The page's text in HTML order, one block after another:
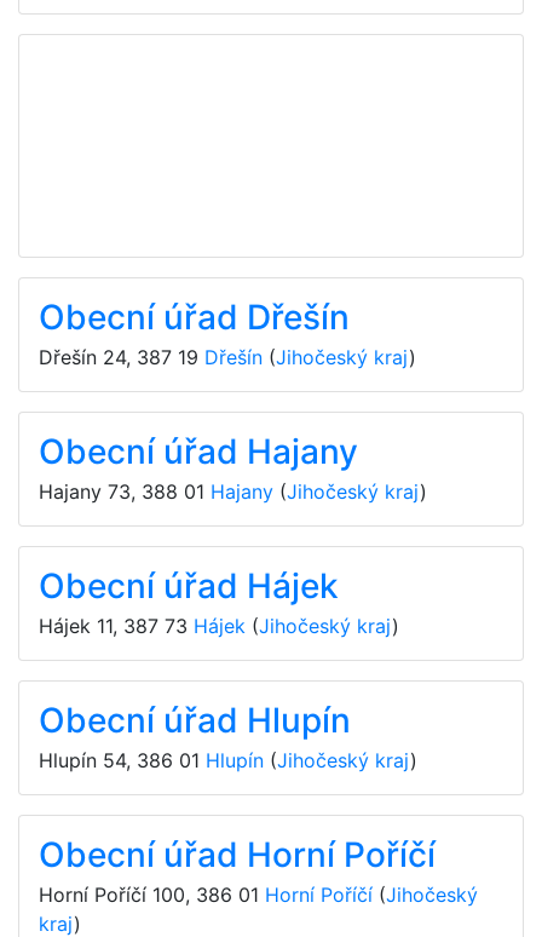
Obecní úřad Dřešín
Dřešín 24, 387 19 Dřešín (Jihočeský kraj)
Obecní úřad Hajany
Hajany 73, 388 01 Hajany (Jihočeský kraj)
Obecní úřad Hájek
Hájek 11, 387 73 Hájek (Jihočeský kraj)
Obecní úřad Hlupín
Hlupín 54, 386 01 Hlupín (Jihočeský kraj)
Obecní úřad Horní Poříčí
Horní Poříčí 100, 386 01 Horní Poříčí (Jihočeský
kraj)